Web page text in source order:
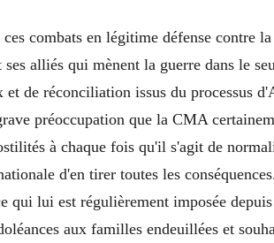
combats en légitime défense contre
alliés qui mènent la guerre dans le
de réconciliation issus du processus
préoccupation que la CMA
à chaque fois qu'il s'agit de
d'en tirer toutes les
qui lui est régulièrement imposée
aux familles endeuillées et